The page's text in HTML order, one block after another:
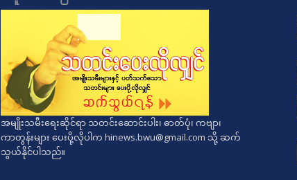
အမျိုးသမီးရေးဆိုင်ရာ သတင်းဆောင်းပါး၊ ဓာတ်ပုံ၊ ကဗျာ၊
ကာတွန်းများ ပေးပို့လိုပါက hinews.bwu@gmail.com သို့ ဆက်
သွယ်နိုင်ပါသည်။